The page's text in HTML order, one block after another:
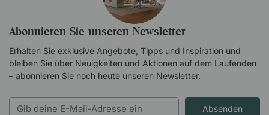
Abonnieren Sie unseren Newsletter
Erhalten Sie exklusive Angebote, Tipps und Inspiration und
bleiben Sie über Neuigkeiten und Aktionen auf dem Laufenden
– abonnieren Sie noch heute unseren Newsletter.
Absenden